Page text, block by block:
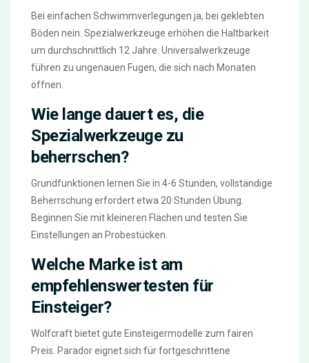
Bei einfachen Schwimmverlegungen ja, bei geklebten
Böden nein. Spezialwerkzeuge erhöhen die Haltbarkeit
um durchschnittlich 12 Jahre. Universalwerkzeuge
führen zu ungenauen Fugen, die sich nach Monaten
öffnen.
Wie lange dauert es, die
Spezialwerkzeuge zu
beherrschen?
Grundfunktionen lernen Sie in 4-6 Stunden, vollständige
Beherrschung erfordert etwa 20 Stunden Übung.
Beginnen Sie mit kleineren Flächen und testen Sie
Einstellungen an Probestücken.
Welche Marke ist am
empfehlenswertesten für
Einsteiger?
Wolfcraft bietet gute Einsteigermodelle zum fairen
Preis. Parador eignet sich für fortgeschrittene